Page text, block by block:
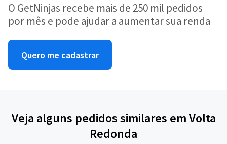
O GetNinjas recebe mais de 250 mil pedidos
por mês e pode ajudar a aumentar sua renda
Quero me cadastrar
Veja alguns pedidos similares em Volta
Redonda